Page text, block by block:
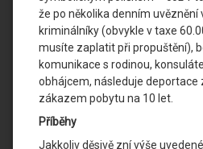
že po několika denním uvěznění
kriminálníky (obvykle v taxe
musíte zaplatit při propuštění),
komunikace s rodinou,
obhájcem, následuje deportace
zákazem pobytu na 10 let.
Příběhy
Jakkoliv děsivě zní výše